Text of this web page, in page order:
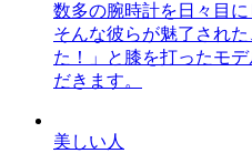
数多の腕時計を日々目に
そんな彼らが魅了され
た！」と膝を打ったモ
だきます。
美しい人